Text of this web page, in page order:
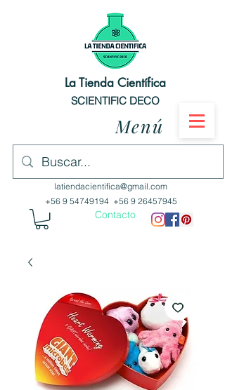
La Tienda Científica
SCIENTIFIC DECO
Menú
latiendacientifica@gmail.com
+56 9 54749194 +56 9 26457945
Contacto